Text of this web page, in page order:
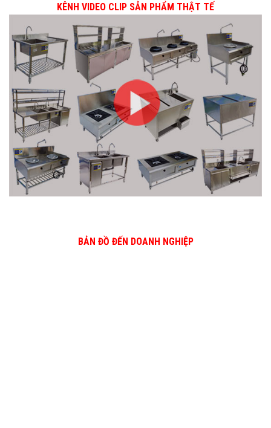
KÊNH VIDEO CLIP SẢN PHẨM THẬT TẾ
BẢN ĐỒ ĐẾN DOANH NGHIỆP